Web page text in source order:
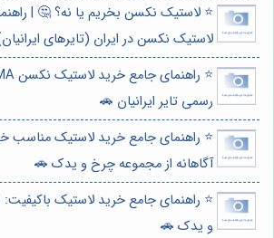
⭐️ لاستیک نکسن بخریم یا نه؟ 🤔 |
لاستیک نکسن در ایران (تایرهای
رسمی تایر ایرانیان 🚗
⭐️ راهنمای جامع خرید لاستیک مناسب
آگاهانه از مجموعه چرخ و یدک 🚗
⭐️ راهنمای جامع خرید لاستیک
و یدک 🚗